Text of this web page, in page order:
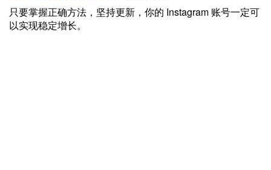
只要掌握正确方法，坚持更新，你的 Instagram 账号一定可
以实现稳定增长。